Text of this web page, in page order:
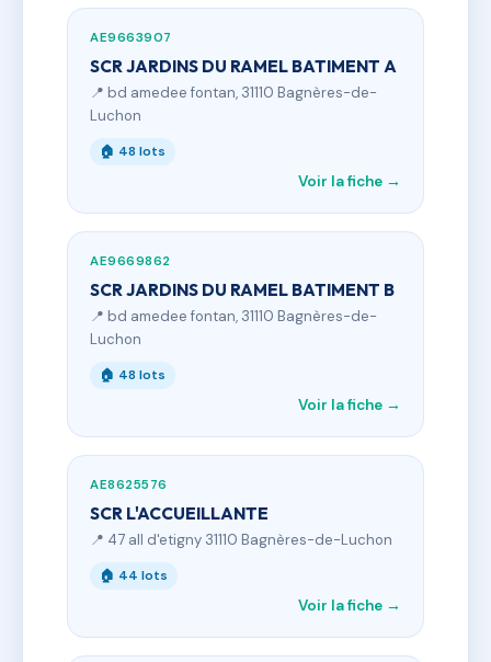
AE9663907
SCR JARDINS DU RAMEL BATIMENT A
📍 bd amedee fontan, 31110 Bagnères-de-
Luchon
🏠 48 lots
Voir la fiche →
AE9669862
SCR JARDINS DU RAMEL BATIMENT B
📍 bd amedee fontan, 31110 Bagnères-de-
Luchon
🏠 48 lots
Voir la fiche →
AE8625576
SCR L'ACCUEILLANTE
📍 47 all d'etigny 31110 Bagnères-de-Luchon
🏠 44 lots
Voir la fiche →